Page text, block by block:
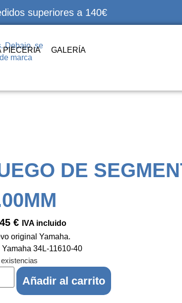
superiores a 140€
PIECERIA
GALERÍA
DE
€ IVA incluido
original Yamaha.
Yamaha 34L-11610-40
existencias
Añadir al carrito